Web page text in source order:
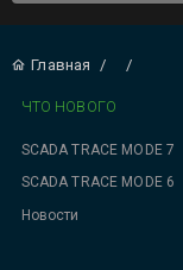
Главная / /
ЧТО НОВОГО
SCADA TRACE MODE 7
SCADA TRACE MODE 6
Новости